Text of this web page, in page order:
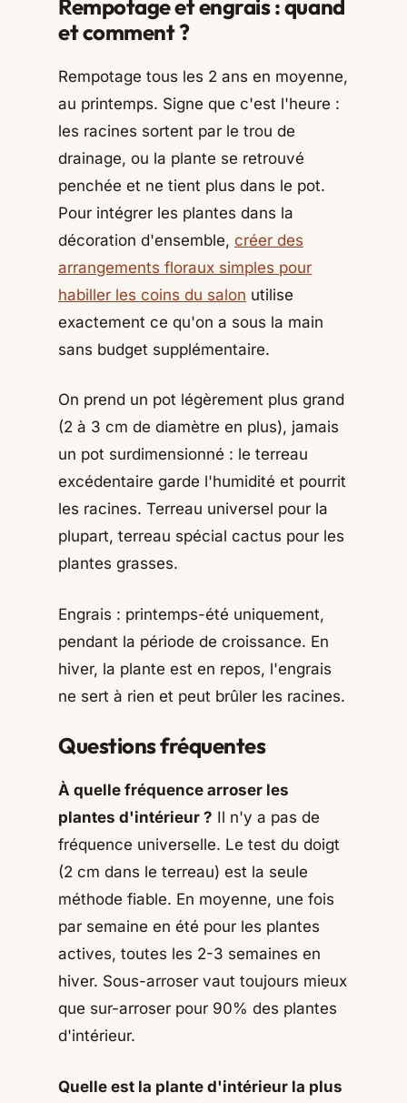
Rempotage et engrais : quand
et comment ?
Rempotage tous les 2 ans en moyenne,
au printemps. Signe que c'est l'heure :
les racines sortent par le trou de
drainage, ou la plante se retrouvé
penchée et ne tient plus dans le pot.
Pour intégrer les plantes dans la
décoration d'ensemble, créer des
arrangements floraux simples pour
habiller les coins du salon utilise
exactement ce qu'on a sous la main
sans budget supplémentaire.
On prend un pot légèrement plus grand
(2 à 3 cm de diamètre en plus), jamais
un pot surdimensionné : le terreau
excédentaire garde l'humidité et pourrit
les racines. Terreau universel pour la
plupart, terreau spécial cactus pour les
plantes grasses.
Engrais : printemps-été uniquement,
pendant la période de croissance. En
hiver, la plante est en repos, l'engrais
ne sert à rien et peut brûler les racines.
Questions fréquentes
À quelle fréquence arroser les
plantes d'intérieur ? Il n'y a pas de
fréquence universelle. Le test du doigt
(2 cm dans le terreau) est la seule
méthode fiable. En moyenne, une fois
par semaine en été pour les plantes
actives, toutes les 2-3 semaines en
hiver. Sous-arroser vaut toujours mieux
que sur-arroser pour 90% des plantes
d'intérieur.
Quelle est la plante d'intérieur la plus